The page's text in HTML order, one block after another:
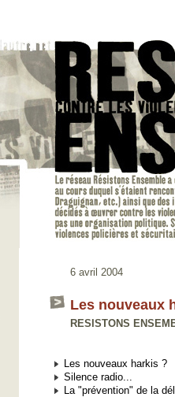
6 avril 2004
Les nouveaux
RESISTONS
Les nouveaux harkis ?
Silence radio...
La "prévention" de la